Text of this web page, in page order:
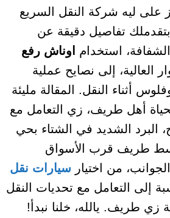
على ليه شركة النقل السريع
تفاصيل دقيقة عن
استخدام
اوناش رفع
العالية، إلى نصايح عملية
أثناء النقل. المقالة مليئة
أهل طريف، زي التعامل مع
البرد الشديد في الشتاء بحي
وسط طريف قرب الأسواق
من اختيار سيارات نقل
إلى التعامل مع تحديات النقل
زي طريف. يالله، خلنا نبدأ!